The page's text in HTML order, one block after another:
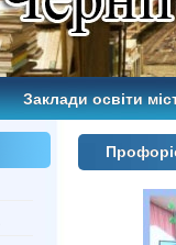
Заклади освіти